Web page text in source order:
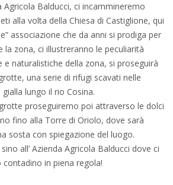
Agricola Balducci, ci incammineremo
alla volta della Chiesa di Castiglione, qui
associazione che da anni si prodiga per
zona, ci illustreranno le peculiarità
e naturalistiche della zona, si proseguirà
una serie di rifugi scavati nelle
lungo il rio Cosina.
proseguiremo poi attraverso le dolci
fino alla Torre di Oriolo, dove sarà
sosta con spiegazione del luogo.
all’ Azienda Agricola Balducci dove ci
in piena regola!